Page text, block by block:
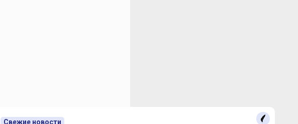
Свежие новости